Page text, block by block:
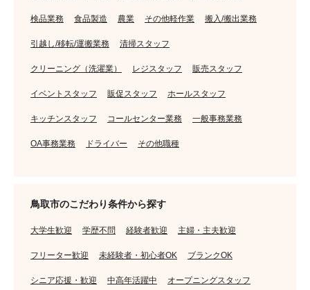
検品業務 食品製造 農業 その他軽作業 搬入/搬出業務
引越し/移転/運搬業務 清掃スタッフ
クリーニング（洗濯業） レジスタッフ 販売スタッフ
イベントスタッフ 販促スタッフ ホールスタッフ
キッチンスタッフ コールセンター業務 一般事務業務
OA事務業務 ドライバー その他職種
鳥取市のこだわり条件から探す
大学生歓迎 学歴不問 経験者歓迎 主婦・主夫歓迎
フリーター歓迎 未経験者・初心者OK ブランクOK
シニア応援・歓迎 中高年活躍中 オープニングスタッフ